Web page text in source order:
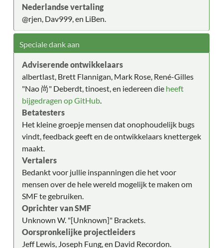
Nederlandse vertaling
@rjen, Dav999, en LiBen.
Speciale dank aan
Adviserende ontwikkelaars
albertlast, Brett Flannigan, Mark Rose, René-Gilles
"Nao 尚" Deberdt, tinoest, en iedereen die heeft
bijgedragen op GitHub.
Betatesters
Het kleine groepje mensen dat onophoudelijk bugs
vindt, feedback geeft en de ontwikkelaars knettergek
maakt.
Vertalers
Bedankt voor jullie inspanningen die het voor
mensen over de hele wereld mogelijk te maken om
SMF te gebruiken.
Oprichter van SMF
Unknown W. "[Unknown]" Brackets.
Oorspronkelijke projectleiders
Jeff Lewis, Joseph Fung, en David Recordon.